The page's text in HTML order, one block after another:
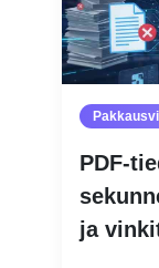
PDF-
ja